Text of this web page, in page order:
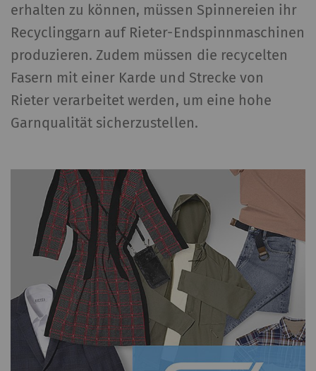
erhalten zu können, müssen Spinnereien ihr
Recyclinggarn auf Rieter-Endspinnmaschinen
produzieren. Zudem müssen die recycelten
Fasern mit einer Karde und Strecke von
Rieter verarbeitet werden, um eine hohe
Garnqualität sicherzustellen.